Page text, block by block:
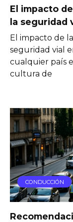
El impacto
la seguridad
El impacto de
seguridad vial
cualquier país
cultura de
CONDUCCIÓN